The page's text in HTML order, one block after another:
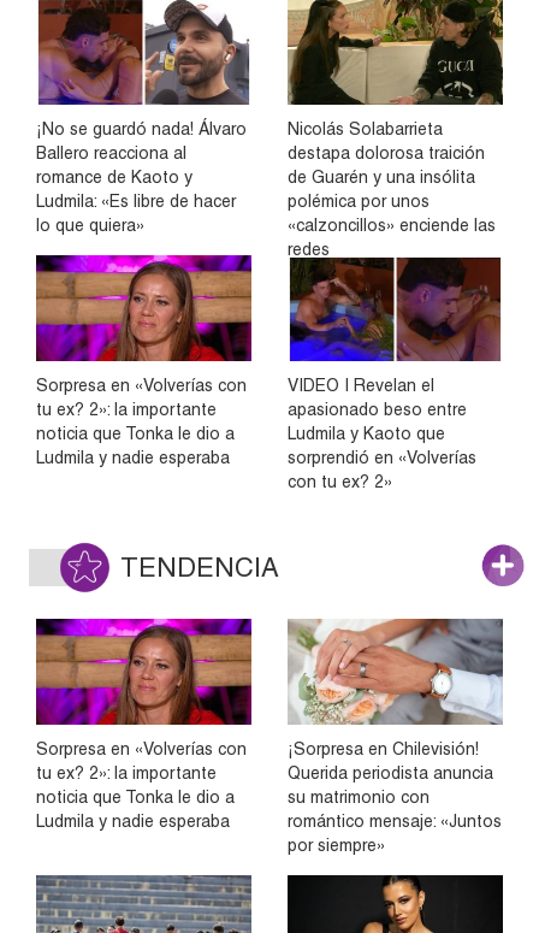
¡No se guardó nada! Álvaro
Ballero reacciona al
romance de Kaoto y
Ludmila: «Es libre de hacer
lo que quiera»
Nicolás Solabarrieta
destapa dolorosa traición
de Guarén y una insólita
polémica por unos
«calzoncillos» enciende las
redes
Sorpresa en «Volverías con
tu ex? 2»: la importante
noticia que Tonka le dio a
Ludmila y nadie esperaba
VIDEO | Revelan el
apasionado beso entre
Ludmila y Kaoto que
sorprendió en «Volverías
con tu ex? 2»
TENDENCIA
Sorpresa en «Volverías con
tu ex? 2»: la importante
noticia que Tonka le dio a
Ludmila y nadie esperaba
¡Sorpresa en Chilevisión!
Querida periodista anuncia
su matrimonio con
romántico mensaje: «Juntos
por siempre»